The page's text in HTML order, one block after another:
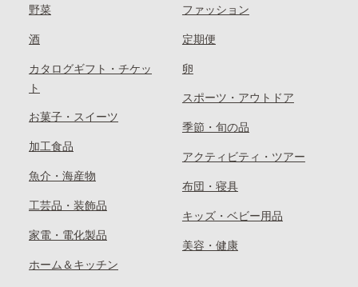
野菜
酒
カタログギフト・チケッ
ト
お菓子・スイーツ
加工食品
魚介・海産物
工芸品・装飾品
家電・電化製品
ホーム＆キッチン
ファッション
定期便
卵
スポーツ・アウトドア
季節・旬の品
アクティビティ・ツアー
布団・寝具
キッズ・ベビー用品
美容・健康